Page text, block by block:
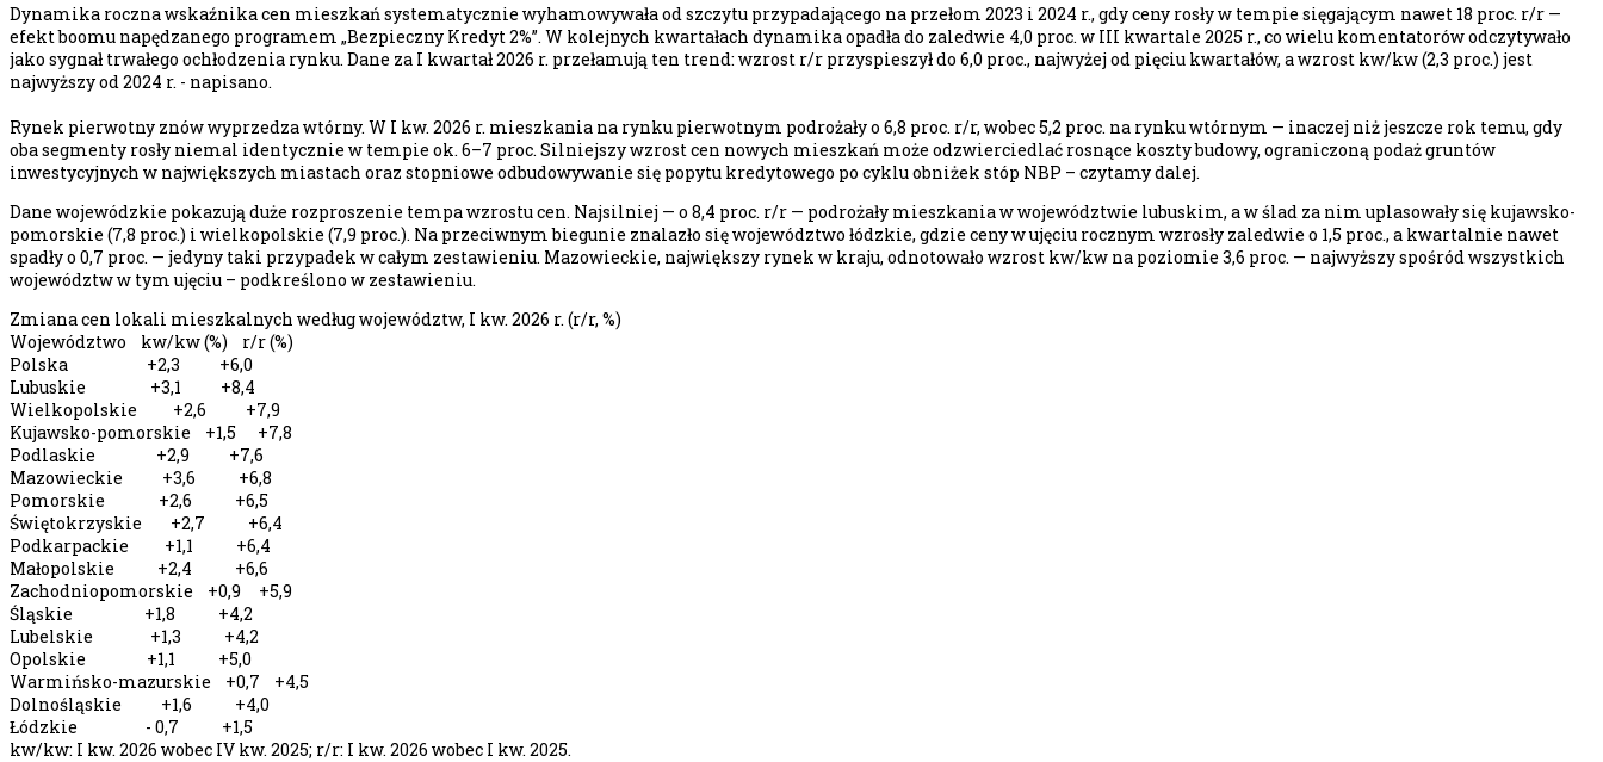
Dynamika roczna wskaźnika cen mieszkań systematycznie wyhamowywała od szczytu przypadającego na przełom 2023 i 2024 r., gdy ceny rosły w tempie sięgającym nawet 18 proc. r/r —
efekt boomu napędzanego programem „Bezpieczny Kredyt 2%”. W kolejnych kwartałach dynamika opadła do zaledwie 4,0 proc. w III kwartale 2025 r., co wielu komentatorów odczytywało
jako sygnał trwałego ochłodzenia rynku. Dane za I kwartał 2026 r. przełamują ten trend: wzrost r/r przyspieszył do 6,0 proc., najwyżej od pięciu kwartałów, a wzrost kw/kw (2,3 proc.) jest
najwyższy od 2024 r. - napisano.
Rynek pierwotny znów wyprzedza wtórny. W I kw. 2026 r. mieszkania na rynku pierwotnym podrożały o 6,8 proc. r/r, wobec 5,2 proc. na rynku wtórnym — inaczej niż jeszcze rok temu, gdy
oba segmenty rosły niemal identycznie w tempie ok. 6–7 proc. Silniejszy wzrost cen nowych mieszkań może odzwierciedlać rosnące koszty budowy, ograniczoną podaż gruntów
inwestycyjnych w największych miastach oraz stopniowe odbudowywanie się popytu kredytowego po cyklu obniżek stóp NBP – czytamy dalej.
Dane wojewódzkie pokazują duże rozproszenie tempa wzrostu cen. Najsilniej — o 8,4 proc. r/r — podrożały mieszkania w województwie lubuskim, a w ślad za nim uplasowały się kujawsko-
pomorskie (7,8 proc.) i wielkopolskie (7,9 proc.). Na przeciwnym biegunie znalazło się województwo łódzkie, gdzie ceny w ujęciu rocznym wzrosły zaledwie o 1,5 proc., a kwartalnie nawet
spadły o 0,7 proc. — jedyny taki przypadek w całym zestawieniu. Mazowieckie, największy rynek w kraju, odnotowało wzrost kw/kw na poziomie 3,6 proc. — najwyższy spośród wszystkich
województw w tym ujęciu – podkreślono w zestawieniu.
Zmiana cen lokali mieszkalnych według województw, I kw. 2026 r. (r/r, %)
Województwo kw/kw (%) r/r (%)
Polska +2,3 +6,0
Lubuskie +3,1 +8,4
Wielkopolskie +2,6 +7,9
Kujawsko-pomorskie +1,5 +7,8
Podlaskie +2,9 +7,6
Mazowieckie +3,6 +6,8
Pomorskie +2,6 +6,5
Świętokrzyskie +2,7 +6,4
Podkarpackie +1,1 +6,4
Małopolskie +2,4 +6,6
Zachodniopomorskie +0,9 +5,9
Śląskie +1,8 +4,2
Lubelskie +1,3 +4,2
Opolskie +1,1 +5,0
Warmińsko-mazurskie +0,7 +4,5
Dolnośląskie +1,6 +4,0
Łódzkie - 0,7 +1,5
kw/kw: I kw. 2026 wobec IV kw. 2025; r/r: I kw. 2026 wobec I kw. 2025.